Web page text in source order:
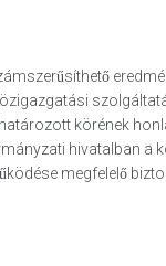
körének
hivatalban a
megfelelő